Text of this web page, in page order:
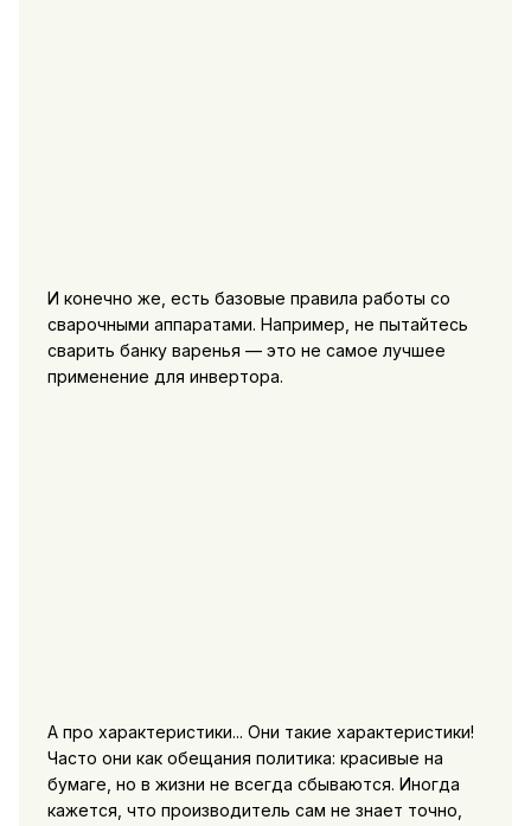
И конечно же, есть базовые правила работы со
сварочными аппаратами. Например, не пытайтесь
сварить банку варенья — это не самое лучшее
применение для инвертора.
А про характеристики... Они такие характеристики!
Часто они как обещания политика: красивые на
бумаге, но в жизни не всегда сбываются. Иногда
кажется, что производитель сам не знает точно,